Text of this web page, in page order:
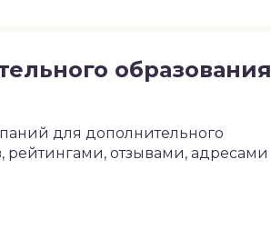
образования
для дополнительного
отзывами, адресами